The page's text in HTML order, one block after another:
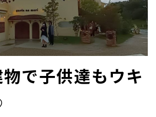
で子供達もウキ